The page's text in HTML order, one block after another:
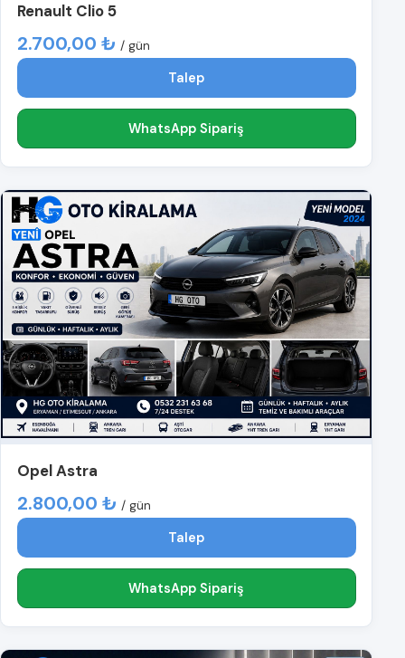
Renault Clio 5
2.700,00 ₺ / gün
Talep
WhatsApp Sipariş
Opel Astra
2.800,00 ₺ / gün
Talep
WhatsApp Sipariş